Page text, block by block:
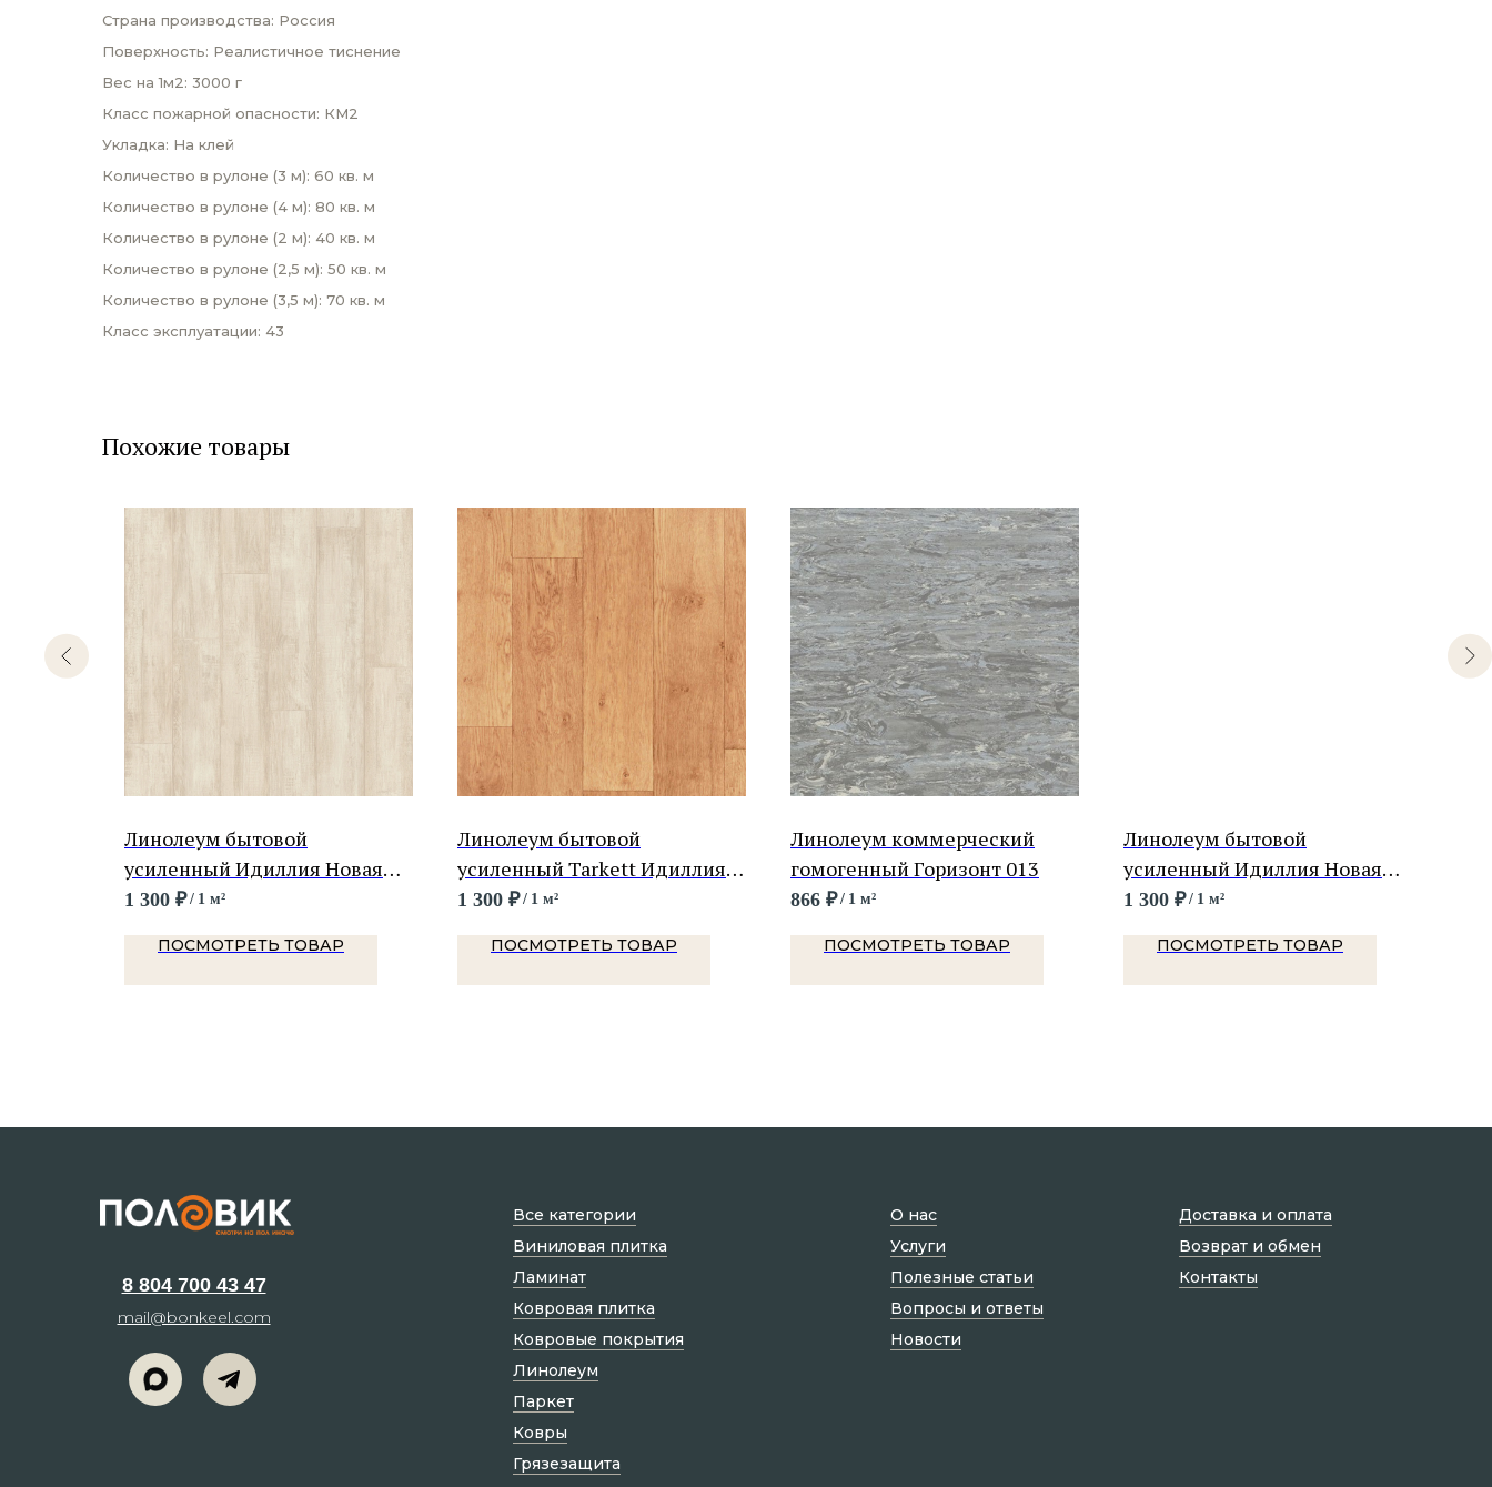
Страна производства: Россия
Поверхность: Реалистичное тиснение
Вес на 1м2: 3000 г
Класс пожарной опасности: КМ2
Укладка: На клей
Количество в рулоне (3 м): 60 кв. м
Количество в рулоне (4 м): 80 кв. м
Количество в рулоне (2 м): 40 кв. м
Количество в рулоне (2,5 м): 50 кв. м
Количество в рулоне (3,5 м): 70 кв. м
Класс эксплуатации: 43
Похожие товары
Линолеум бытовой
усиленный Идиллия Новая
Клони 1
1 300 ₽/ 1 м²
ПОСМОТРЕТЬ ТОВАР
Линолеум бытовой
усиленный Tarkett Идиллия
Новая Оксфорд 1
1 300 ₽/ 1 м²
ПОСМОТРЕТЬ ТОВАР
Линолеум коммерческий
гомогенный Горизонт 013
866 ₽/ 1 м²
ПОСМОТРЕТЬ ТОВАР
Линолеум бытовой
усиленный Идиллия Новая
Сага 3
1 300 ₽/ 1 м²
ПОСМОТРЕТЬ ТОВАР
8 804 700 43 47
mail@bonkeel.com
О нас
Услуги
Полезные статьи
Вопросы и ответы
Новости
Доставка и оплата
Возврат и обмен
Контакты
Все категории
Виниловая плитка
Ламинат
Ковровая плитка
Ковровые покрытия
Линолеум
Паркет
Ковры
Грязезащита